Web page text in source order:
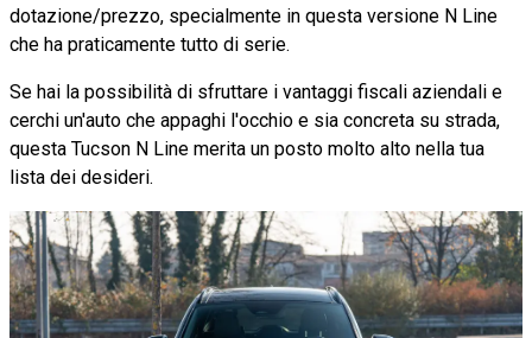
dotazione/prezzo, specialmente in questa versione N Line
che ha praticamente tutto di serie.
Se hai la possibilità di sfruttare i vantaggi fiscali aziendali e
cerchi un'auto che appaghi l'occhio e sia concreta su strada,
questa Tucson N Line merita un posto molto alto nella tua
lista dei desideri.